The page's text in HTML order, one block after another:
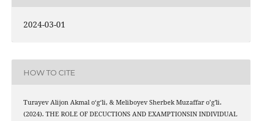
2024-03-01
HOW TO CITE
Turayev Alijon Akmal o‘g‘li, & Meliboyev Sherbek Muzaffar o’g'li.
(2024). THE ROLE OF DECUCTIONS AND EXAMPTIONSIN INDIVIDUAL